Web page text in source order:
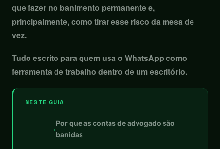
que fazer no banimento permanente e,
principalmente, como tirar esse risco da mesa de
vez.
Tudo escrito para quem usa o WhatsApp como
ferramenta de trabalho dentro de um escritório.
NESTE GUIA
Por que as contas de advogado são
banidas